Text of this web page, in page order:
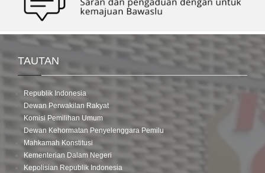
TAUTAN
Republik Indonesia
Dewan Perwakilan Rakyat
Komisi Pemilihan Umum
Dewan Kehormatan Penyelenggara Pemilu
Mahkamah Konstitusi
Kementerian Dalam Negeri
Kepolisian Republik Indonesia